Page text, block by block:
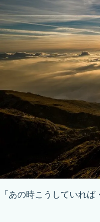
「あの時こうしていれば